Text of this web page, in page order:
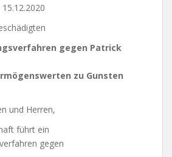
gegen Patrick
zu Gunsten
und Herren,
führt ein
gegen